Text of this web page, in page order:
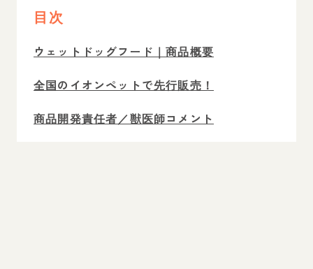
目次
ウェットドッグフード｜商品概要
全国のイオンペットで先行販売！
商品開発責任者／獣医師コメント